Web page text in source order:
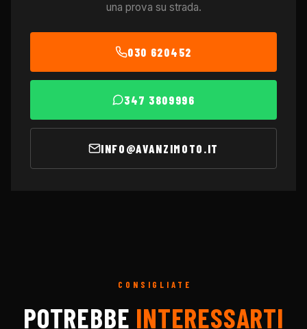
una prova su strada.
030 620452
347 3809996
INFO@AVANZIMOTO.IT
CONSIGLIATE
POTREBBE INTERESSARTI